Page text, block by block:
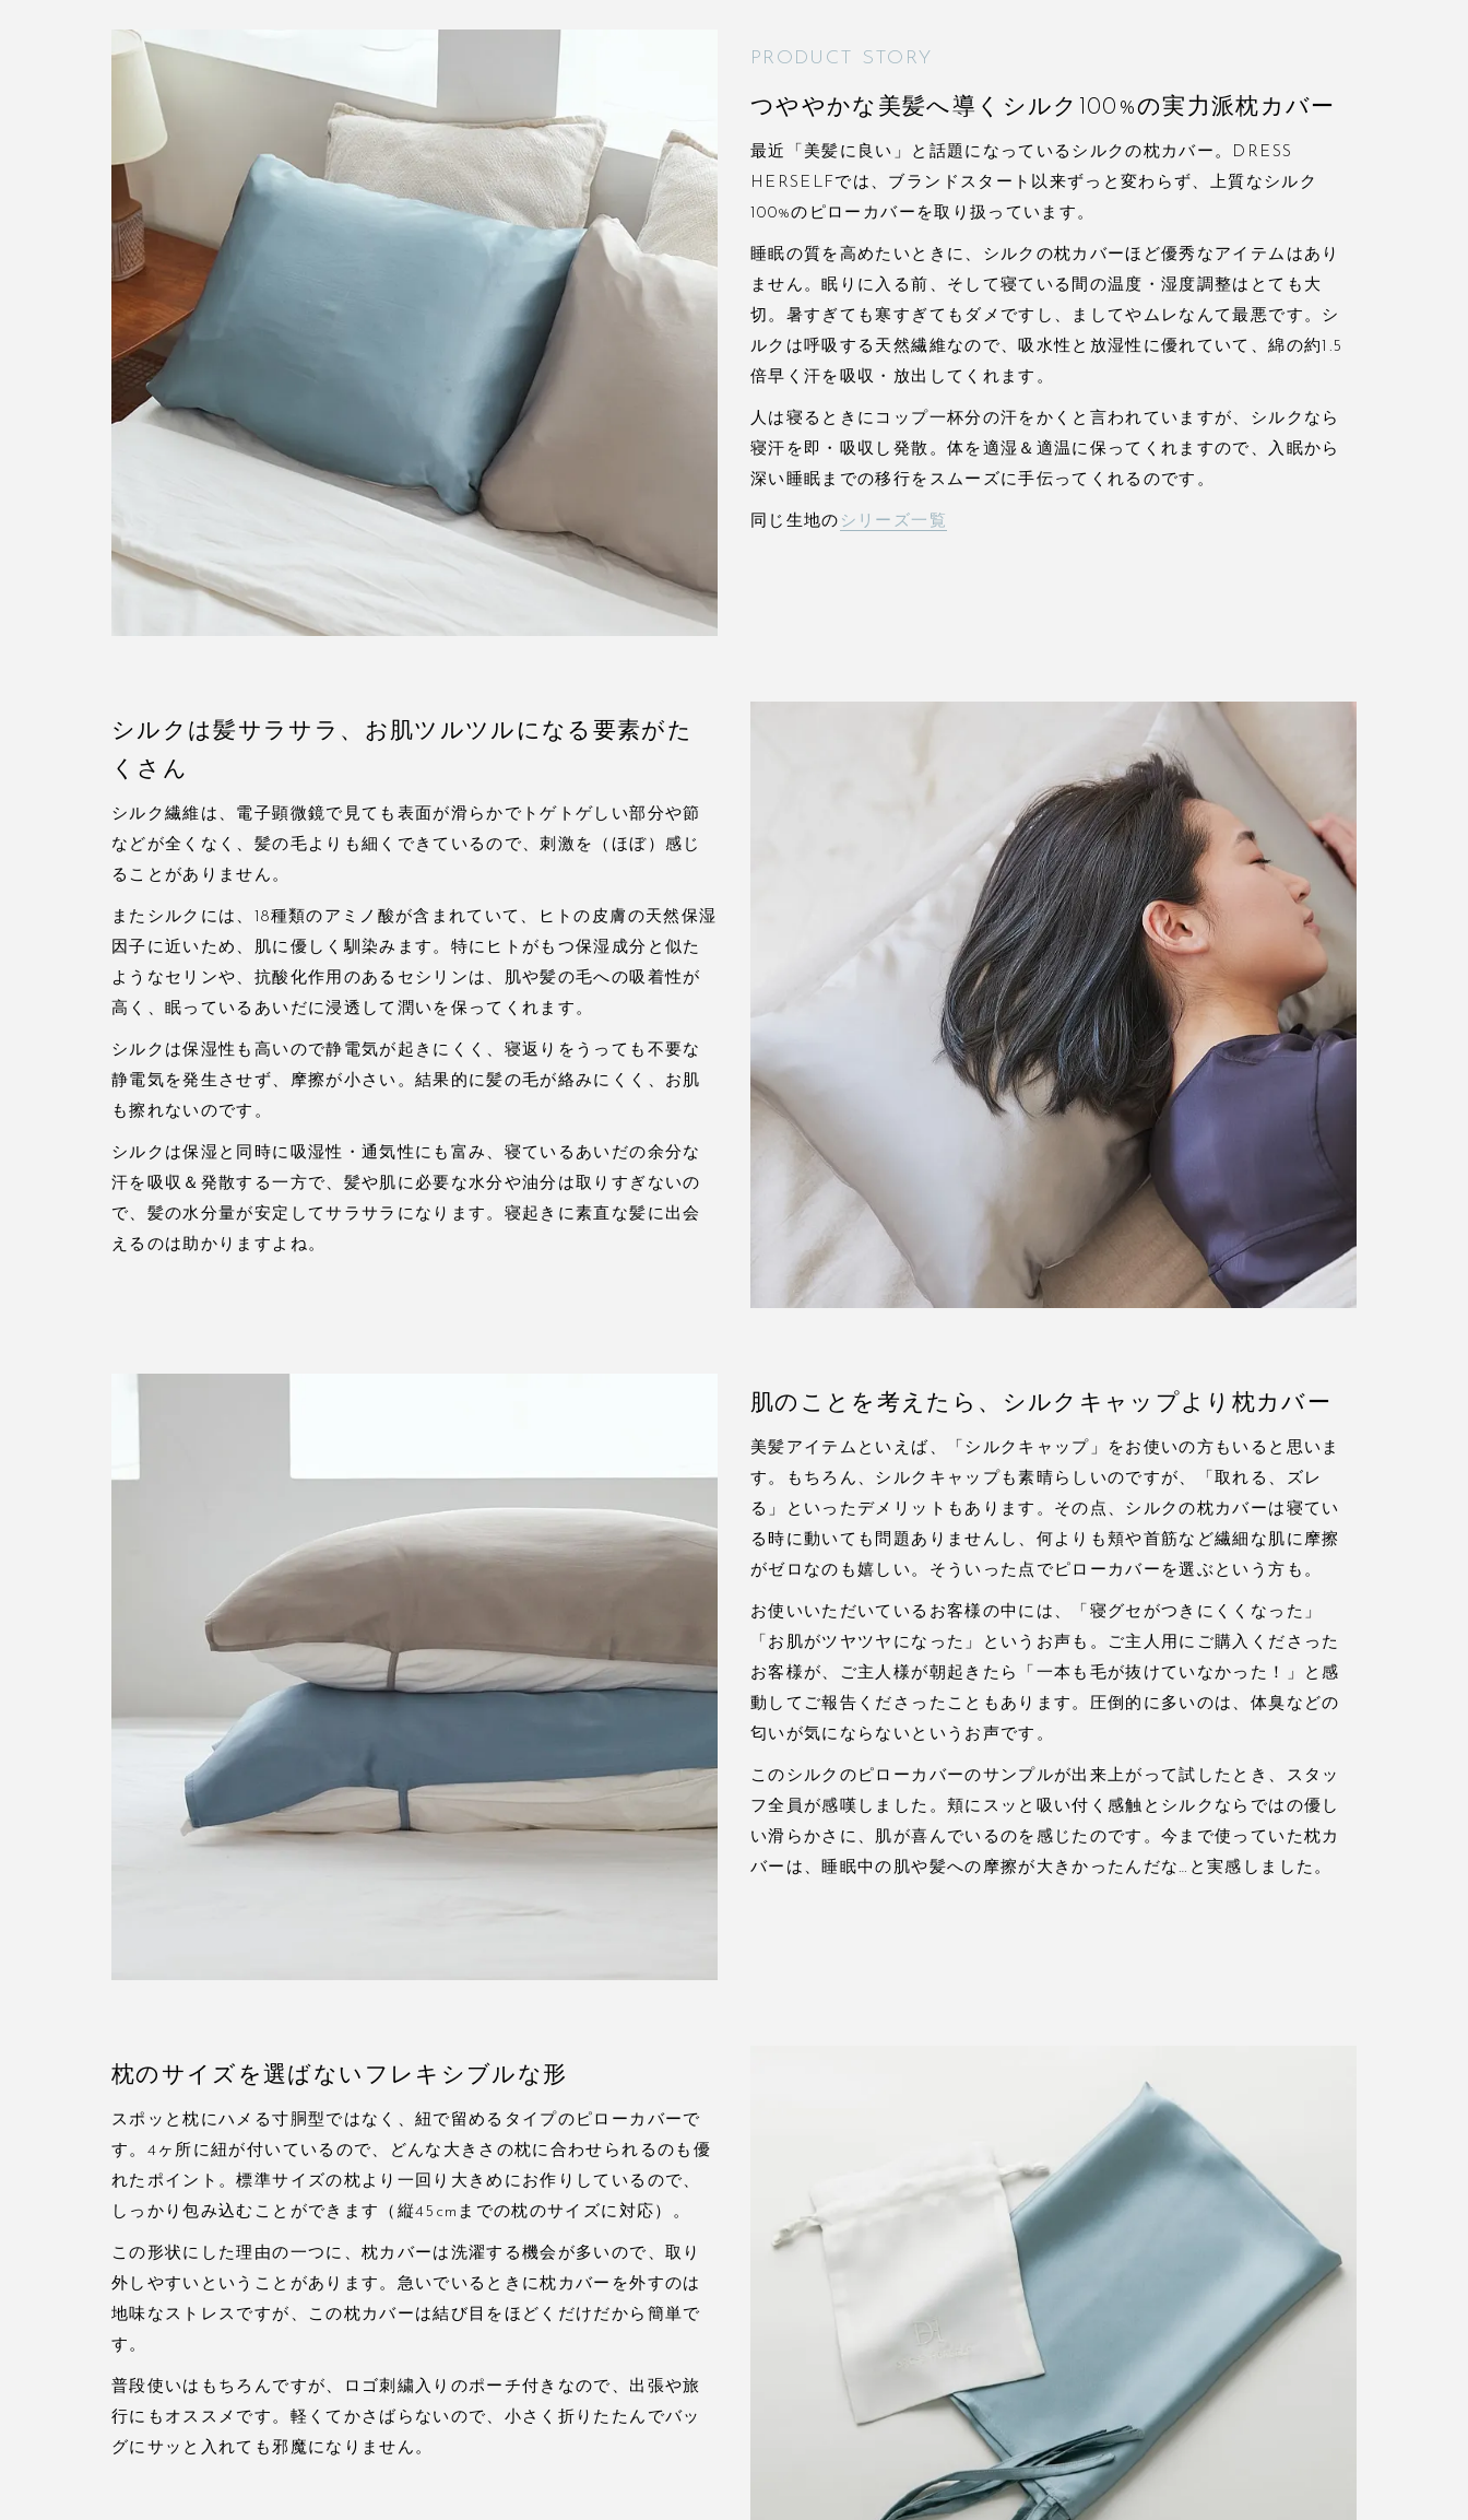
PRODUCT STORY
つややかな美髪へ導くシルク100%の実力派枕カバー
最近「美髪に良い」と話題になっているシルクの枕カバー。DRESS
HERSELFでは、ブランドスタート以来ずっと変わらず、上質なシルク
100%のピローカバーを取り扱っています。
睡眠の質を高めたいときに、シルクの枕カバーほど優秀なアイテムはあり
ません。眠りに入る前、そして寝ている間の温度・湿度調整はとても大
切。暑すぎても寒すぎてもダメですし、ましてやムレなんて最悪です。シ
ルクは呼吸する天然繊維なので、吸水性と放湿性に優れていて、綿の約1.5
倍早く汗を吸収・放出してくれます。
人は寝るときにコップ一杯分の汗をかくと言われていますが、シルクなら
寝汗を即・吸収し発散。体を適湿＆適温に保ってくれますので、入眠から
深い睡眠までの移行をスムーズに手伝ってくれるのです。
同じ生地の シリーズ一覧
シルクは髪サラサラ、お肌ツルツルになる要素がた
くさん
シルク繊維は、電子顕微鏡で見ても表面が滑らかでトゲトゲしい部分や節
などが全くなく、髪の毛よりも細くできているので、刺激を（ほぼ）感じ
ることがありません。
またシルクには、18種類のアミノ酸が含まれていて、ヒトの皮膚の天然保湿
因子に近いため、肌に優しく馴染みます。特にヒトがもつ保湿成分と似た
ようなセリンや、抗酸化作用のあるセシリンは、肌や髪の毛への吸着性が
高く、眠っているあいだに浸透して潤いを保ってくれます。
シルクは保湿性も高いので静電気が起きにくく、寝返りをうっても不要な
静電気を発生させず、摩擦が小さい。結果的に髪の毛が絡みにくく、お肌
も擦れないのです。
シルクは保湿と同時に吸湿性・通気性にも富み、寝ているあいだの余分な
汗を吸収＆発散する一方で、髪や肌に必要な水分や油分は取りすぎないの
で、髪の水分量が安定してサラサラになります。寝起きに素直な髪に出会
えるのは助かりますよね。
肌のことを考えたら、シルクキャップより枕カバー
美髪アイテムといえば、「シルクキャップ」をお使いの方もいると思いま
す。もちろん、シルクキャップも素晴らしいのですが、「取れる、ズレ
る」といったデメリットもあります。その点、シルクの枕カバーは寝てい
る時に動いても問題ありませんし、何よりも頬や首筋など繊細な肌に摩擦
がゼロなのも嬉しい。そういった点でピローカバーを選ぶという方も。
お使いいただいているお客様の中には、「寝グセがつきにくくなった」
「お肌がツヤツヤになった」というお声も。ご主人用にご購入くださった
お客様が、ご主人様が朝起きたら「一本も毛が抜けていなかった！」と感
動してご報告くださったこともあります。圧倒的に多いのは、体臭などの
匂いが気にならないというお声です。
このシルクのピローカバーのサンプルが出来上がって試したとき、スタッ
フ全員が感嘆しました。頬にスッと吸い付く感触とシルクならではの優し
い滑らかさに、肌が喜んでいるのを感じたのです。今まで使っていた枕カ
バーは、睡眠中の肌や髪への摩擦が大きかったんだな…と実感しました。
枕のサイズを選ばないフレキシブルな形
スポッと枕にハメる寸胴型ではなく、紐で留めるタイプのピローカバーで
す。4ヶ所に紐が付いているので、どんな大きさの枕に合わせられるのも優
れたポイント。標準サイズの枕より一回り大きめにお作りしているので、
しっかり包み込むことができます（縦45cmまでの枕のサイズに対応）。
この形状にした理由の一つに、枕カバーは洗濯する機会が多いので、取り
外しやすいということがあります。急いでいるときに枕カバーを外すのは
地味なストレスですが、この枕カバーは結び目をほどくだけだから簡単で
す。
普段使いはもちろんですが、ロゴ刺繍入りのポーチ付きなので、出張や旅
行にもオススメです。軽くてかさばらないので、小さく折りたたんでバッ
グにサッと入れても邪魔になりません。